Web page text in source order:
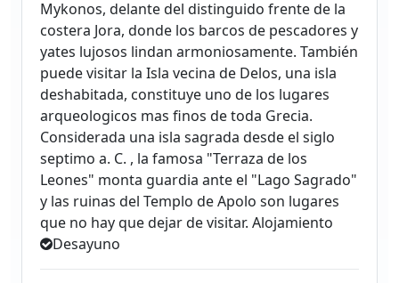
Mykonos, delante del distinguido frente de la
costera Jora, donde los barcos de pescadores y
yates lujosos lindan armoniosamente. También
puede visitar la Isla vecina de Delos, una isla
deshabitada, constituye uno de los lugares
arqueologicos mas finos de toda Grecia.
Considerada una isla sagrada desde el siglo
septimo a. C. , la famosa "Terraza de los
Leones" monta guardia ante el "Lago Sagrado"
y las ruinas del Templo de Apolo son lugares
que no hay que dejar de visitar. Alojamiento
Desayuno